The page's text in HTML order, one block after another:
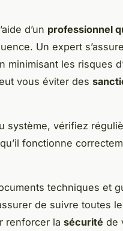
d’un professionnel
Un expert
minimisant les risques
vous éviter des
système, vérifiez
fonctionne
techniques et
de suivre toutes
renforcer la sécurité de